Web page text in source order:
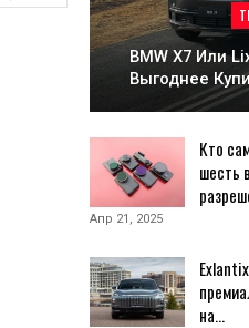
BMW X7 Или
Выгоднее
Кто
шесть
Апр 21, 2025
на…